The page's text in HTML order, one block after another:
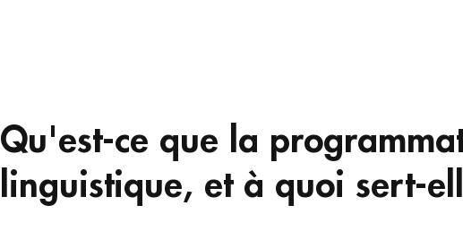
Qu'est-ce que la
linguistique, et à quoi sert-